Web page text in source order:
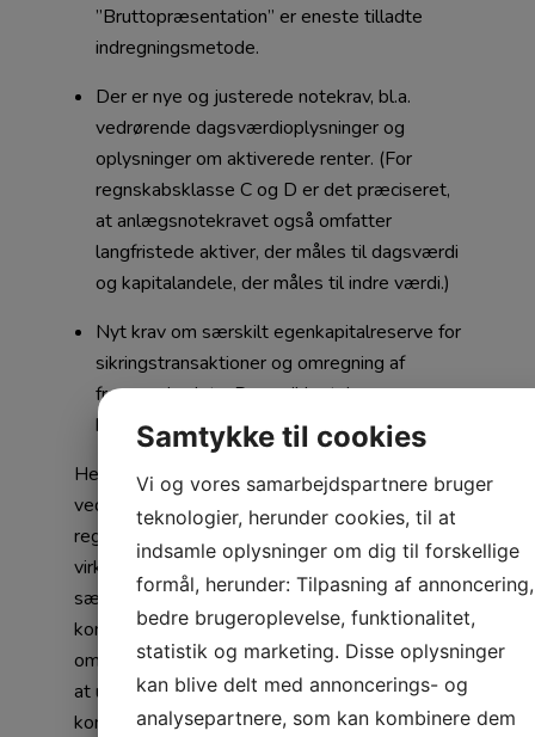
”Bruttopræsentation” er eneste tilladte
indregningsmetode.
Der er nye og justerede notekrav, bl.a.
vedrørende dagsværdioplysninger og
oplysninger om aktiverede renter. (For
regnskabsklasse C og D er det præciseret,
at anlægsnotekravet også omfatter
langfristede aktiver, der måles til dagsværdi
og kapitalandele, der måles til indre værdi.)
Nyt krav om særskilt egenkapitalreserve for
sikringstransaktioner og omregning af
fremmed valuta. Der er ikke tale om en
bunden reserve.
Hertil kommer de ændringer, som alene
vedrører virksomheder, der er omfattet af
regnskabsklasse C og D (større
virksomheder). Opmærksomheden skal
særligt rettes imod
koncernregnskabsreglerne, herunder reglerne
om koncernregnskabspligt og muligheden for
at udelade koncernvirksomheder fra
konsolideringen.
Samtykke til cookies
Vi og vores samarbejdspartnere bruger
teknologier, herunder cookies, til at
indsamle oplysninger om dig til forskellige
formål, herunder: Tilpasning af annoncering,
bedre brugeroplevelse, funktionalitet,
statistik og marketing. Disse oplysninger
kan blive delt med annoncerings- og
analysepartnere, som kan kombinere dem